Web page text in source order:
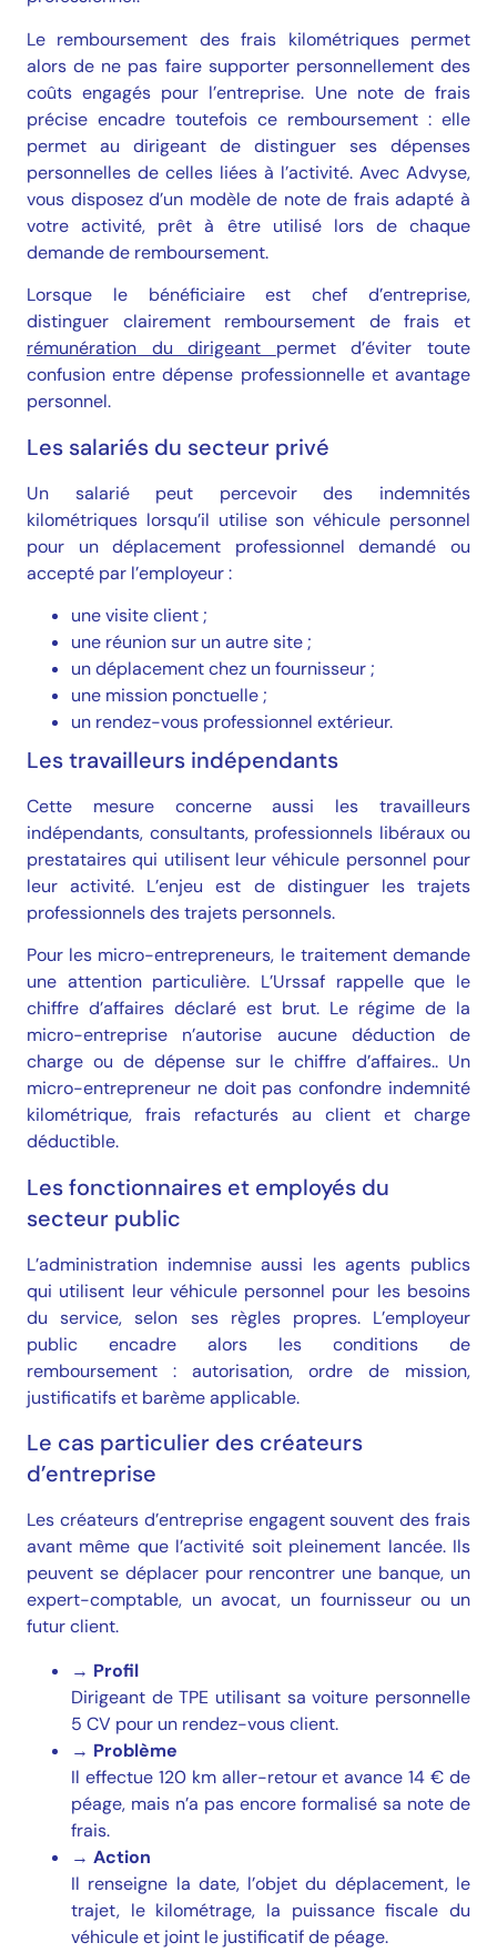
Le remboursement des frais kilométriques permet
alors de ne pas faire supporter personnellement des
coûts engagés pour l’entreprise. Une note de frais
précise encadre toutefois ce remboursement : elle
permet au dirigeant de distinguer ses dépenses
personnelles de celles liées à l’activité. Avec Advyse,
vous disposez d’un modèle de note de frais adapté à
votre activité, prêt à être utilisé lors de chaque
demande de remboursement.
Lorsque le bénéficiaire est chef d’entreprise,
distinguer clairement remboursement de frais et
rémunération du dirigeant permet d’éviter toute
confusion entre dépense professionnelle et avantage
personnel.
Les salariés du secteur privé
Un salarié peut percevoir des indemnités
kilométriques lorsqu’il utilise son véhicule personnel
pour un déplacement professionnel demandé ou
accepté par l’employeur :
une visite client ;
une réunion sur un autre site ;
un déplacement chez un fournisseur ;
une mission ponctuelle ;
un rendez-vous professionnel extérieur.
Les travailleurs indépendants
Cette mesure concerne aussi les travailleurs
indépendants, consultants, professionnels libéraux ou
prestataires qui utilisent leur véhicule personnel pour
leur activité. L’enjeu est de distinguer les trajets
professionnels des trajets personnels.
Pour les micro-entrepreneurs, le traitement demande
une attention particulière. L’Urssaf rappelle que le
chiffre d’affaires déclaré est brut. Le régime de la
micro-entreprise n’autorise aucune déduction de
charge ou de dépense sur le chiffre d’affaires.. Un
micro-entrepreneur ne doit pas confondre indemnité
kilométrique, frais refacturés au client et charge
déductible.
Les fonctionnaires et employés du
secteur public
L’administration indemnise aussi les agents publics
qui utilisent leur véhicule personnel pour les besoins
du service, selon ses règles propres. L’employeur
public encadre alors les conditions de
remboursement : autorisation, ordre de mission,
justificatifs et barème applicable.
Le cas particulier des créateurs
d’entreprise
Les créateurs d’entreprise engagent souvent des frais
avant même que l’activité soit pleinement lancée. Ils
peuvent se déplacer pour rencontrer une banque, un
expert-comptable, un avocat, un fournisseur ou un
futur client.
→ Profil
Dirigeant de TPE utilisant sa voiture personnelle
5 CV pour un rendez-vous client.
→ Problème
Il effectue 120 km aller-retour et avance 14 € de
péage, mais n’a pas encore formalisé sa note de
frais.
→ Action
Il renseigne la date, l’objet du déplacement, le
trajet, le kilométrage, la puissance fiscale du
véhicule et joint le justificatif de péage.